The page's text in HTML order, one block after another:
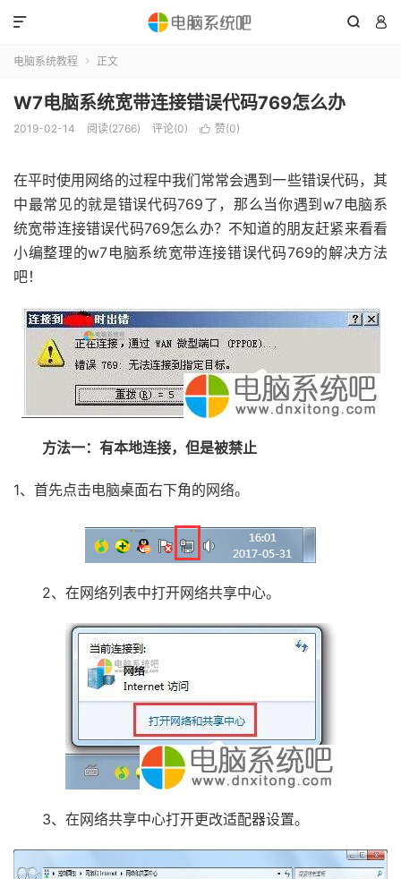
 

电脑系统教程  正文
W7电脑系统宽带连接错误代码769怎么办
2019-02-14 阅读(2766) 评论(0)  赞(0)
在平时使用网络的过程中我们常常会遇到一些错误代码，其
中最常见的就是错误代码769了，那么当你遇到w7电脑系
统宽带连接错误代码769怎么办？不知道的朋友赶紧来看看
小编整理的w7电脑系统宽带连接错误代码769的解决方法
吧！
方法一：有本地连接，但是被禁止
1、首先点击电脑桌面右下角的网络。
2、在网络列表中打开网络共享中心。
3、在网络共享中心打开更改适配器设置。